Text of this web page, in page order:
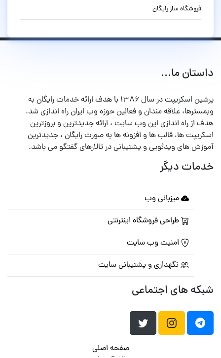
فروشگاه ساز رایگان
داستان ما...
پرشین اسکریپت در سال ۱۳۸۶ با هدف ارائه خدمات رایگان به
وبمسترها، علاقه مندان و فعالین حوزه وب ایران راه اندازی شد.
هدف از راه اندازی این وب سایت ، ارائه جدیدترین و بروزترین
اسکریپت ها، قالب ها و افزونه ها به صورت رایگان ، جدیدترین
آموزش های ویدئویی و پشتیبانی در تالارهای گفتگو می باشد.
خدمات دیگر
میزبانی وب
طراحی فروشگاه اینترنتی
امنیت وب سایت
نگهداری و پشتیبانی سایت
شبکه های اجتماعی
صفحه اصلی